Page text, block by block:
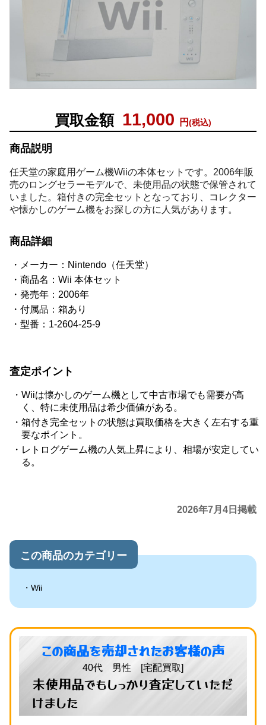
買取金額 11,000 円(税込)
商品説明
任天堂の家庭用ゲーム機Wiiの本体セットです。2006年販
売のロングセラーモデルで、未使用品の状態で保管されて
いました。箱付きの完全セットとなっており、コレクター
や懐かしのゲーム機をお探しの方に人気があります。
商品詳細
メーカー：Nintendo（任天堂）
商品名：Wii 本体セット
発売年：2006年
付属品：箱あり
型番：1-2604-25-9
査定ポイント
Wiiは懐かしのゲーム機として中古市場でも需要が高
く、特に未使用品は希少価値がある。
箱付き完全セットの状態は買取価格を大きく左右する重
要なポイント。
レトログゲーム機の人気上昇により、相場が安定してい
る。
2026年7月4日掲載
この商品のカテゴリー
Wii
この商品を売却されたお客様の声
40代 男性 [宅配買取]
未使用品でもしっかり査定していただ
けました